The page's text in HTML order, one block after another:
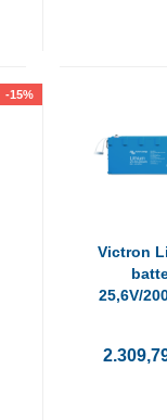
-15%
Victron
25,6V/